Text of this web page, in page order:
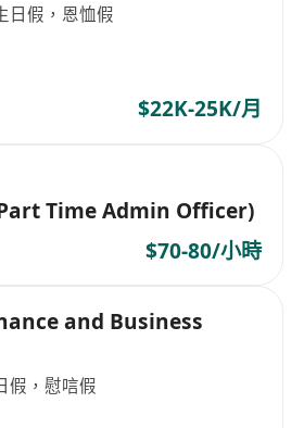
日假，恩恤假
$22K-25K/月
Time Admin Officer)
$70-80/小時
and Business
假，慰唁假